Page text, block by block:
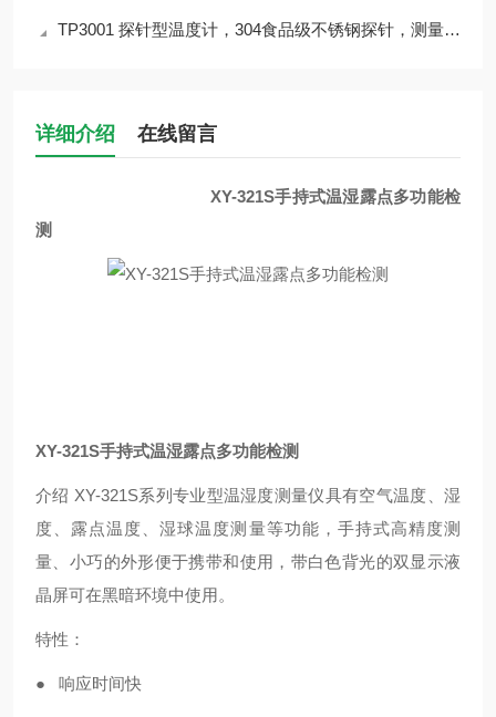
TP3001 探针型温度计，304食品级不锈钢探针，测量范围-50~300℃
详细介绍 在线留言
XY-321S手持式温湿露点多功能检
测
XY-321S手持式温湿露点多功能检测
介绍 XY-321S系列专业型温湿度测量仪具有空气温度、湿
度、露点温度、湿球温度测量等功能，手持式高精度测
量、小巧的外形便于携带和使用，带白色背光的双显示液
晶屏可在黑暗环境中使用。
特性：
● 响应时间快